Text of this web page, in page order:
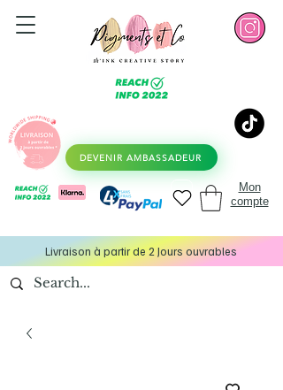
DEVENIR AMBASSADEUR
Mon
compte
Livraison à partir de 2 Jours ouvrables